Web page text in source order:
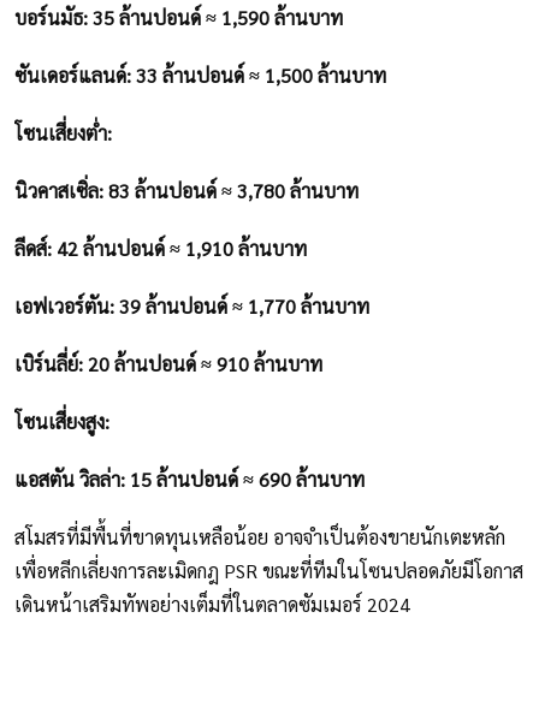
บอร์นมัธ: 35 ล้านปอนด์ ≈ 1,590 ล้านบาท
ซันเดอร์แลนด์: 33 ล้านปอนด์ ≈ 1,500 ล้านบาท
โซนเสี่ยงต่ำ:
นิวคาสเซิ่ล: 83 ล้านปอนด์ ≈ 3,780 ล้านบาท
ลีดส์: 42 ล้านปอนด์ ≈ 1,910 ล้านบาท
เอฟเวอร์ตัน: 39 ล้านปอนด์ ≈ 1,770 ล้านบาท
เบิร์นลี่ย์: 20 ล้านปอนด์ ≈ 910 ล้านบาท
โซนเสี่ยงสูง:
แอสตัน วิลล่า: 15 ล้านปอนด์ ≈ 690 ล้านบาท
สโมสรที่มีพื้นที่ขาดทุนเหลือน้อย อาจจำเป็นต้องขายนักเตะหลัก
เพื่อหลีกเลี่ยงการละเมิดกฎ PSR ขณะที่ทีมในโซนปลอดภัยมีโอกาส
เดินหน้าเสริมทัพอย่างเต็มที่ในตลาดซัมเมอร์ 2024